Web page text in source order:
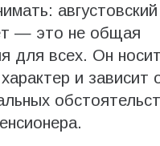
августовский
— это не общая
для всех. Он носит
и зависит